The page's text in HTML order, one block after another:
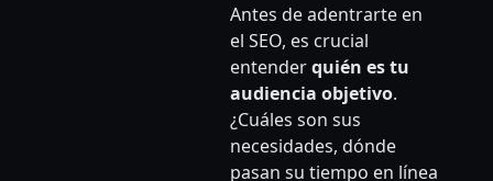
Antes de adentrarte en
el SEO, es crucial
entenderquién es tu
audiencia objetivo.
¿Cuáles son sus
necesidades, dónde
pasan su tiempo en línea